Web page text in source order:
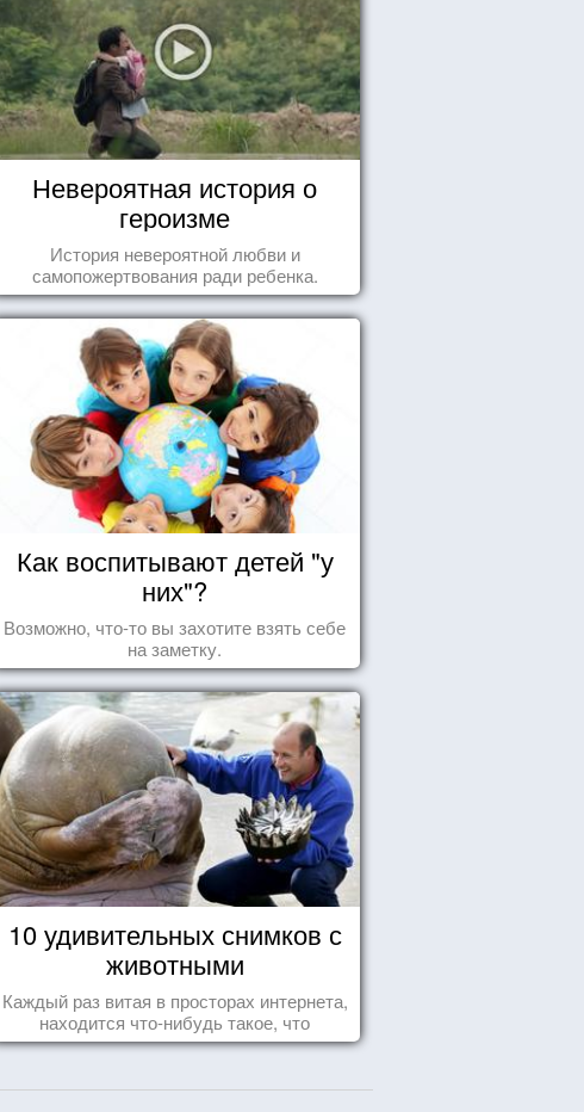
Невероятная история о
героизме
История невероятной любви и
самопожертвования ради ребенка.
Как воспитывают детей "у
них"?
Возможно, что-то вы захотите взять себе
на заметку.
10 удивительных снимков с
животными
Каждый раз витая в просторах интернета,
находится что-нибудь такое, что
заставляет улыбнуться, удивиться,